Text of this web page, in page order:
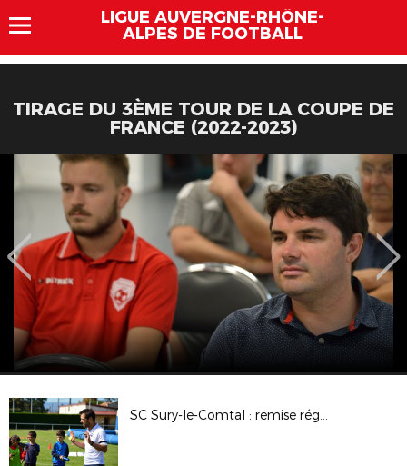
LIGUE AUVERGNE-RHÔNE-
ALPES DE FOOTBALL
TIRAGE DU 3ÈME TOUR DE LA COUPE DE
FRANCE (2022-2023)
SC Sury-le-Comtal : remise régionale du label jeunes FFF Crédit Agricole